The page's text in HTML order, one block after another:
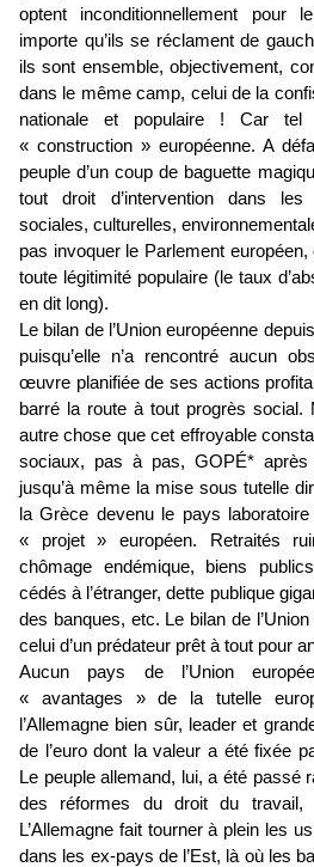
optent inconditionnellement pour
importe qu’ils se réclament de
ils sont ensemble, objectivement,
dans le même camp, celui de la
nationale et populaire ! Car
« construction » européenne. A
peuple d’un coup de baguette
tout droit d’intervention dans les
sociales, culturelles,
pas invoquer le Parlement
toute légitimité populaire (le taux
en dit long).
Le bilan de l’Union européenne
puisqu’elle n’a rencontré aucun
œuvre planifiée de ses actions
barré la route à tout progrès social.
autre chose que cet effroyable
sociaux, pas à pas, GOPÉ* après
jusqu’à même la mise sous tutelle
la Grèce devenu le pays
« projet » européen. Retraités
chômage endémique, biens
cédés à l’étranger, dette publique
des banques, etc. Le bilan de
celui d’un prédateur prêt à tout pour
Aucun pays de l’Union
« avantages » de la tutelle
l’Allemagne bien sûr, leader et
de l’euro dont la valeur a été fixée
Le peuple allemand, lui, a été passé
des réformes du droit du
L’Allemagne fait tourner à plein les
dans les ex-pays de l’Est, là où les